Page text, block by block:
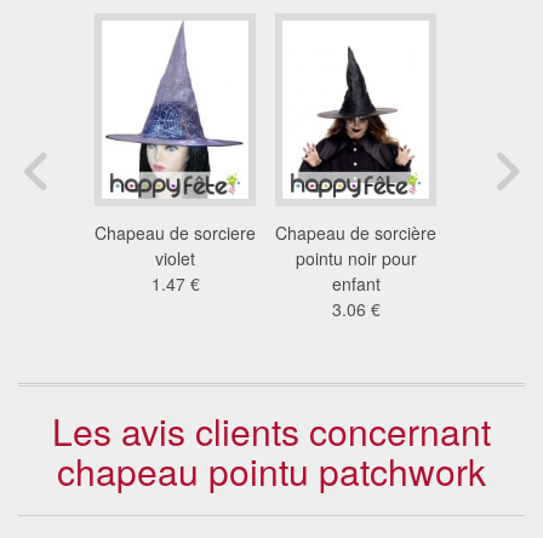
Chapeau de sorciere
violet
1.47 €
Chapeau de sorcière
pointu noir pour
enfant
3.06 €
Les avis clients concernant
chapeau pointu patchwork